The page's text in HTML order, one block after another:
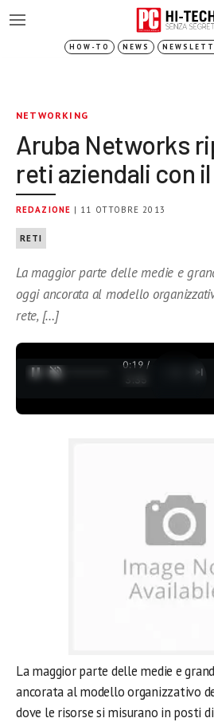
HOW-TO NEWS
NETWORKING
Aruba Networks
reti aziendali con
REDAZIONE | 11 OTTOBRE 2013
RETI
La maggior parte delle medie e
oggi ancorata al modello
rete, […]
0:19 /
3:35
La maggior parte delle medie e
ancorata al modello organizzativo
dove le risorse si misurano in posti